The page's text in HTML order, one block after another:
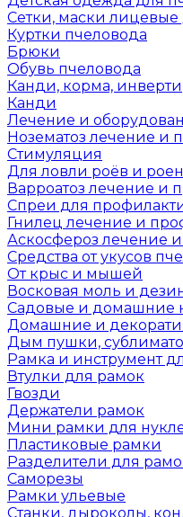
Сетки, маски лицевые
Куртки пчеловода
Брюки
Обувь пчеловода
Канди, корма,
Канди
Лечение и
Нозематоз лечение и
Стимуляция
Для ловли роёв и
Варроатоз лечение и
Спреи для
Гнилец лечение и
Аскосфероз лечение
Средства от укусов
От крыс и мышей
Восковая моль и
Садовые и домашние
Домашние и
Дым пушки,
Рамка и инструмент
Втулки для рамок
Гвозди
Держатели рамок
Мини рамки для
Пластиковые рамки
Разделители для
Саморезы
Рамки ульевые
Станки, дыроколы,